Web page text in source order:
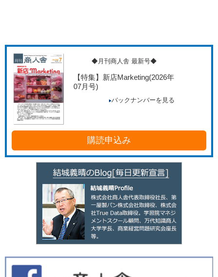
◆月刊商人舎 最新号◆
【特集】新店Marketing(2026年
07月号)
バックナンバーを見る
購読申込み